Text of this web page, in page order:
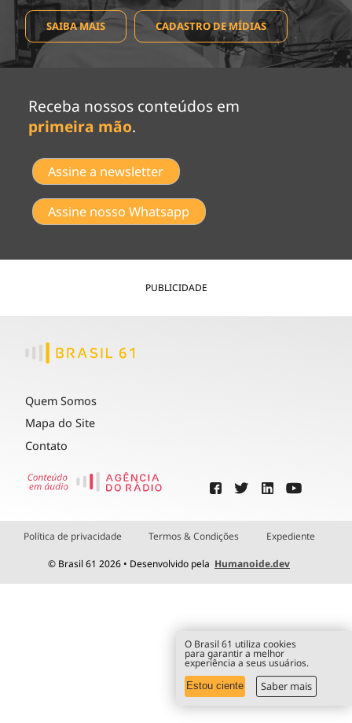
SAIBA MAIS CADASTRO DE MÍDIAS
Receba nossos conteúdos em
primeira mão.
Assine a newsletter
Assine nosso Whatsapp
PUBLICIDADE
Quem Somos
Mapa do Site
Contato
Política de privacidade Termos & Condições Expediente
© Brasil 61 2026 • Desenvolvido pela Humanoide.dev
O Brasil 61 utiliza cookies
para garantir a melhor
experiência a seus usuários.
Estou ciente Saber mais